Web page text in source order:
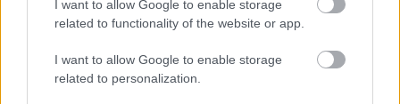
I want to allow Google to enable storage
related to functionality of the website or app.
I want to allow Google to enable storage
related to personalization.
IMPRESSZUM
SEOattila•2026. február 09.